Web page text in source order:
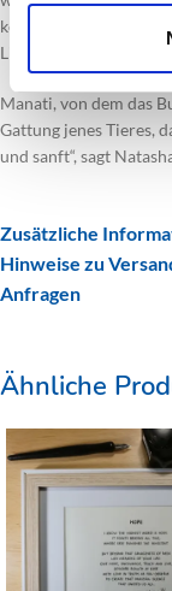
kenne Natasha. Sie ist
Literatur und Dichtung
Manati, von dem das
Gattung jenes Tieres,
und sanft“, sagt
Zusätzliche
Hinweise zu
Anfragen
Ähnliche